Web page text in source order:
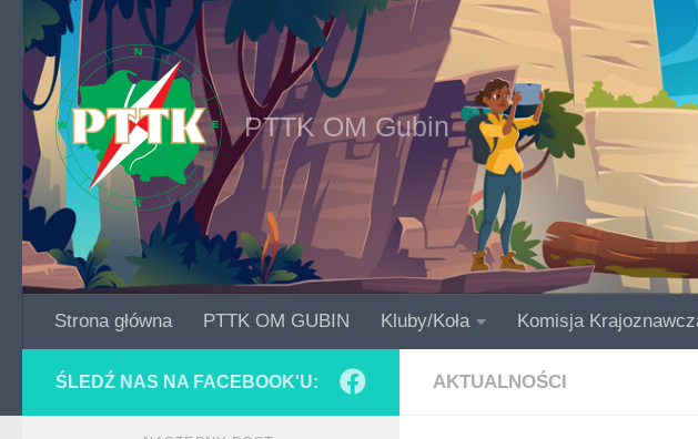
Skip to content
PTTK OM Gubin
Strona główna PTTK OM GUBIN Kluby/Koła Komisja
AKTUALNOŚCI
ŚLEDŹ NAS NA FACEBOOK'U: